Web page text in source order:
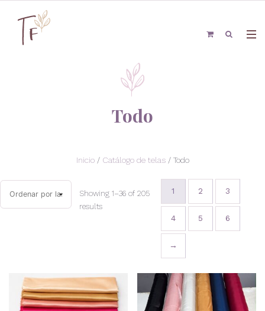
Todo
Inicio/ Catálogo de telas/ Todo
Showing 1–36 of 205
results
1 2 3
4 5 6
→